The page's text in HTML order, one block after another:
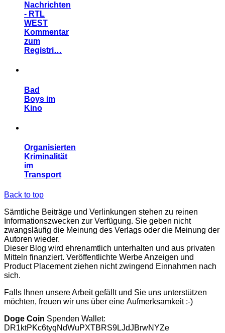
Nachrichten
- RTL
WEST
Kommentar
zum
Registri…
Bad
Boys im
Kino
Organisierten
Kriminalität
im
Transport
Back to top
Sämtliche Beiträge und Verlinkungen stehen zu reinen
Informationszwecken zur Verfügung. Sie geben nicht
zwangsläufig die Meinung des Verlags oder die Meinung der
Autoren wieder.
Dieser Blog wird ehrenamtlich unterhalten und aus privaten
Mitteln finanziert. Veröffentlichte Werbe Anzeigen und
Product Placement ziehen nicht zwingend Einnahmen nach
sich.
Falls Ihnen unsere Arbeit gefällt und Sie uns unterstützen
möchten, freuen wir uns über eine Aufmerksamkeit :-)
Doge Coin Spenden Wallet:
DR1ktPKc6tyqNdWuPXTBRS9LJdJBrwNYZe